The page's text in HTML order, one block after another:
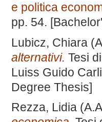
e politica
pp. 54.
Lubicz, Chiara
alternativi. Tesi
Luiss Guido
Degree Thesis]
Rezza, Lidia